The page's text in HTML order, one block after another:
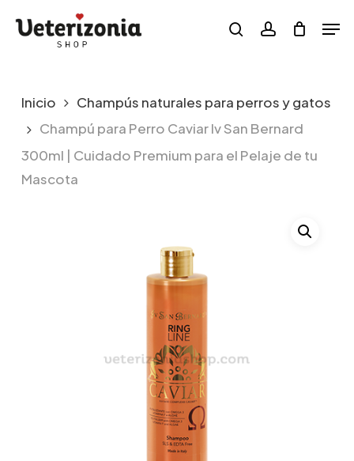
searchaccount
Inicio
Champús naturales para perros y gatos
Champú para Perro Caviar Iv San Bernard
300ml | Cuidado Premium para el Pelaje de tu
Mascota